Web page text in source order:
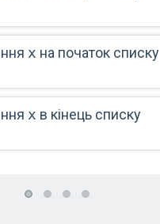
x на початок списку
x в кінець списку